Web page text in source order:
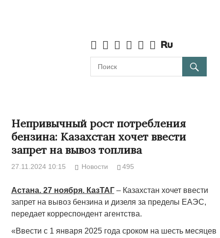
Непривычный рост потребления
бензина: Казахстан хочет ввести
запрет на вывоз топлива
27.11.2024 10:15 Новости 495
Астана. 27 ноября. КазТАГ– Казахстан хочет ввести
запрет на вывоз бензина и дизеля за пределы ЕАЭС,
передает корреспондент агентства.
«Ввести с 1 января 2025 года сроком на шесть месяцев